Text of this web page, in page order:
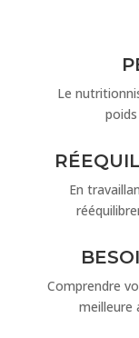
Le
En
Comprendre
meilleure